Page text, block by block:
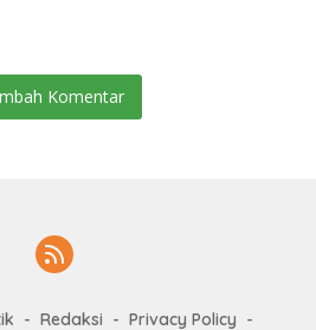
Komentar
Redaksi Privacy Policy